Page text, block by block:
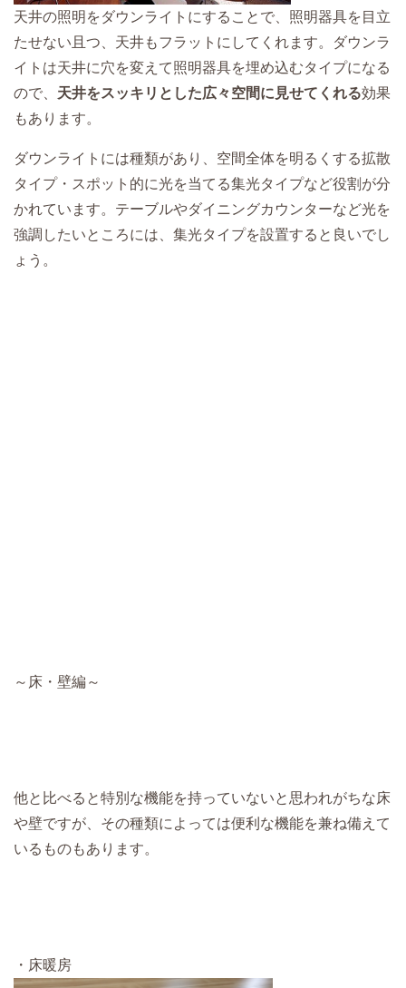
天井の照明をダウンライトにすることで、照明器具を目立
たせない且つ、天井もフラットにしてくれます。ダウンラ
イトは天井に穴を変えて照明器具を埋め込むタイプになる
ので、 天井をスッキリとした広々空間に見せてくれる効果
もあります。
ダウンライトには種類があり、空間全体を明るくする拡散
タイプ・スポット的に光を当てる集光タイプなど役割が分
かれています。テーブルやダイニングカウンターなど光を
強調したいところには、集光タイプを設置すると良いでし
ょう。
～床・壁編～
他と比べると特別な機能を持っていないと思われがちな床
や壁ですが、その種類によっては便利な機能を兼ね備えて
いるものもあります。
・床暖房